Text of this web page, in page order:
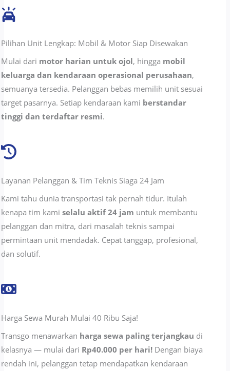
Pilihan Unit Lengkap: Mobil & Motor Siap Disewakan
Mulai dari motor harian untuk ojol, hingga mobil
keluarga dan kendaraan operasional perusahaan,
semuanya tersedia. Pelanggan bebas memilih unit sesuai
target pasarnya. Setiap kendaraan kami berstandar
tinggi dan terdaftar resmi.
Layanan Pelanggan & Tim Teknis Siaga 24 Jam
Kami tahu dunia transportasi tak pernah tidur. Itulah
kenapa tim kamiselalu aktif 24 jam untuk membantu
pelanggan dan mitra, dari masalah teknis sampai
permintaan unit mendadak. Cepat tanggap, profesional,
dan solutif.
Harga Sewa Murah Mulai 40 Ribu Saja!
Transgo menawarkan harga sewa paling terjangkau di
kelasnya — mulai dari Rp40.000 per hari! Dengan biaya
rendah ini, pelanggan tetap mendapatkan kendaraan